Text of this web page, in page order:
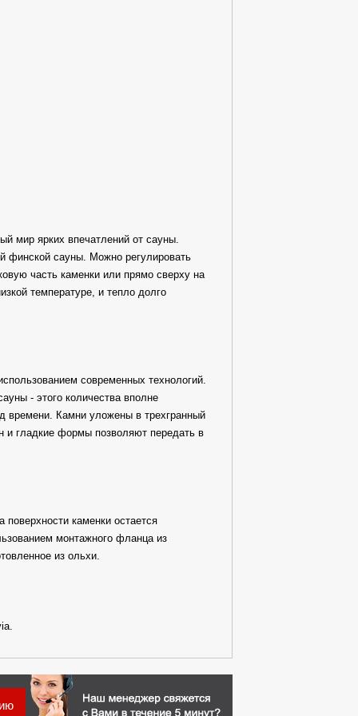
мир ярких впечатлений от сауны.
финской сауны. Можно регулировать
часть каменки или прямо сверху на
температуре, и тепло долго
современных технологий.
- этого количества вполне
времени. Камни уложены в трехгранный
и гладкие формы позволяют передать в
каменки остается
монтажного фланца из
из ольхи.